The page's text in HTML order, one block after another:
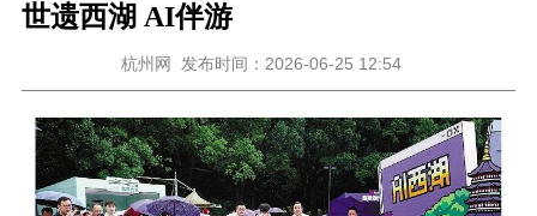
世遗西湖 AI伴游
杭州网 发布时间：2026-06-25 12:54